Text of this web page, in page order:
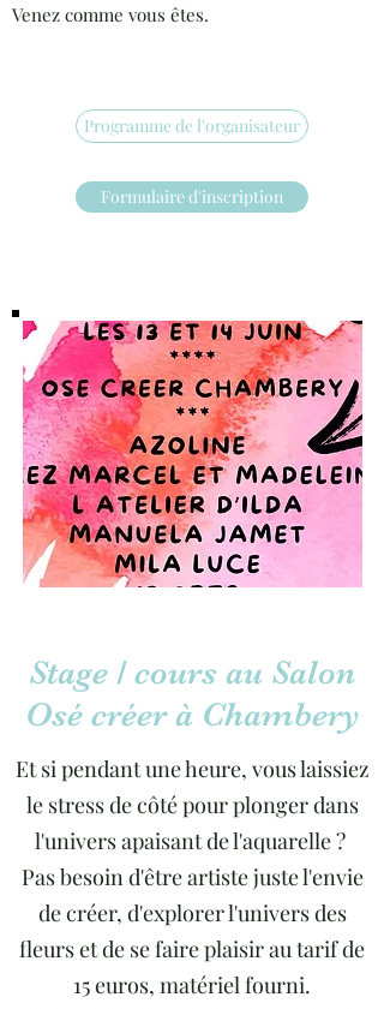
Venez comme vous êtes.
Programme de l'organisateur
Formulaire d'inscription
Stage / cours au Salon
Osé créer à Chambery
Et si pendant une heure, vous laissiez
le stress de côté pour plonger dans
l'univers apaisant de l'aquarelle ?
Pas besoin d'être artiste juste l'envie
de créer, d'explorer l'univers des
fleurs et de se faire plaisir au tarif de
15 euros, matériel fourni.